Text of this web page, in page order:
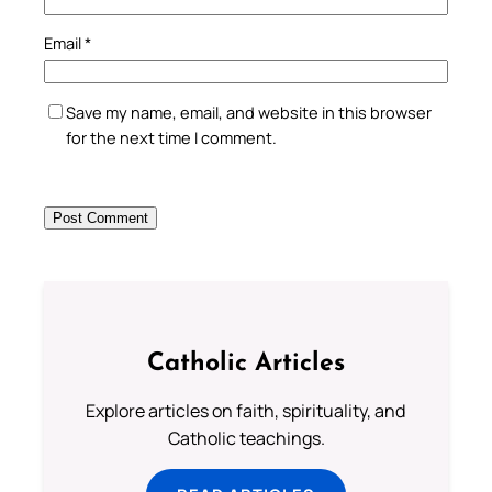
Email*
Save my name, email, and website in this browser
for the next time I comment.
Catholic Articles
Explore articles on faith, spirituality, and
Catholic teachings.